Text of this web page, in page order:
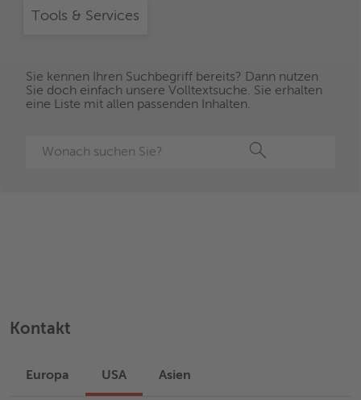
Tools & Services
Sie kennen Ihren Suchbegriff bereits? Dann nutzen
Sie doch einfach unsere Volltextsuche. Sie erhalten
eine Liste mit allen passenden Inhalten.
Kontakt
Europa USA Asien